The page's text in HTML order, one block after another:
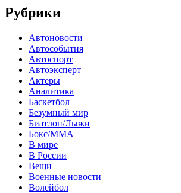
Рубрики
Автоновости
Автособытия
Автоспорт
Автоэксперт
Актеры
Аналитика
Баскетбол
Безумный мир
Биатлон/Лыжи
Бокс/MMA
В мире
В России
Вещи
Военные новости
Волейбол